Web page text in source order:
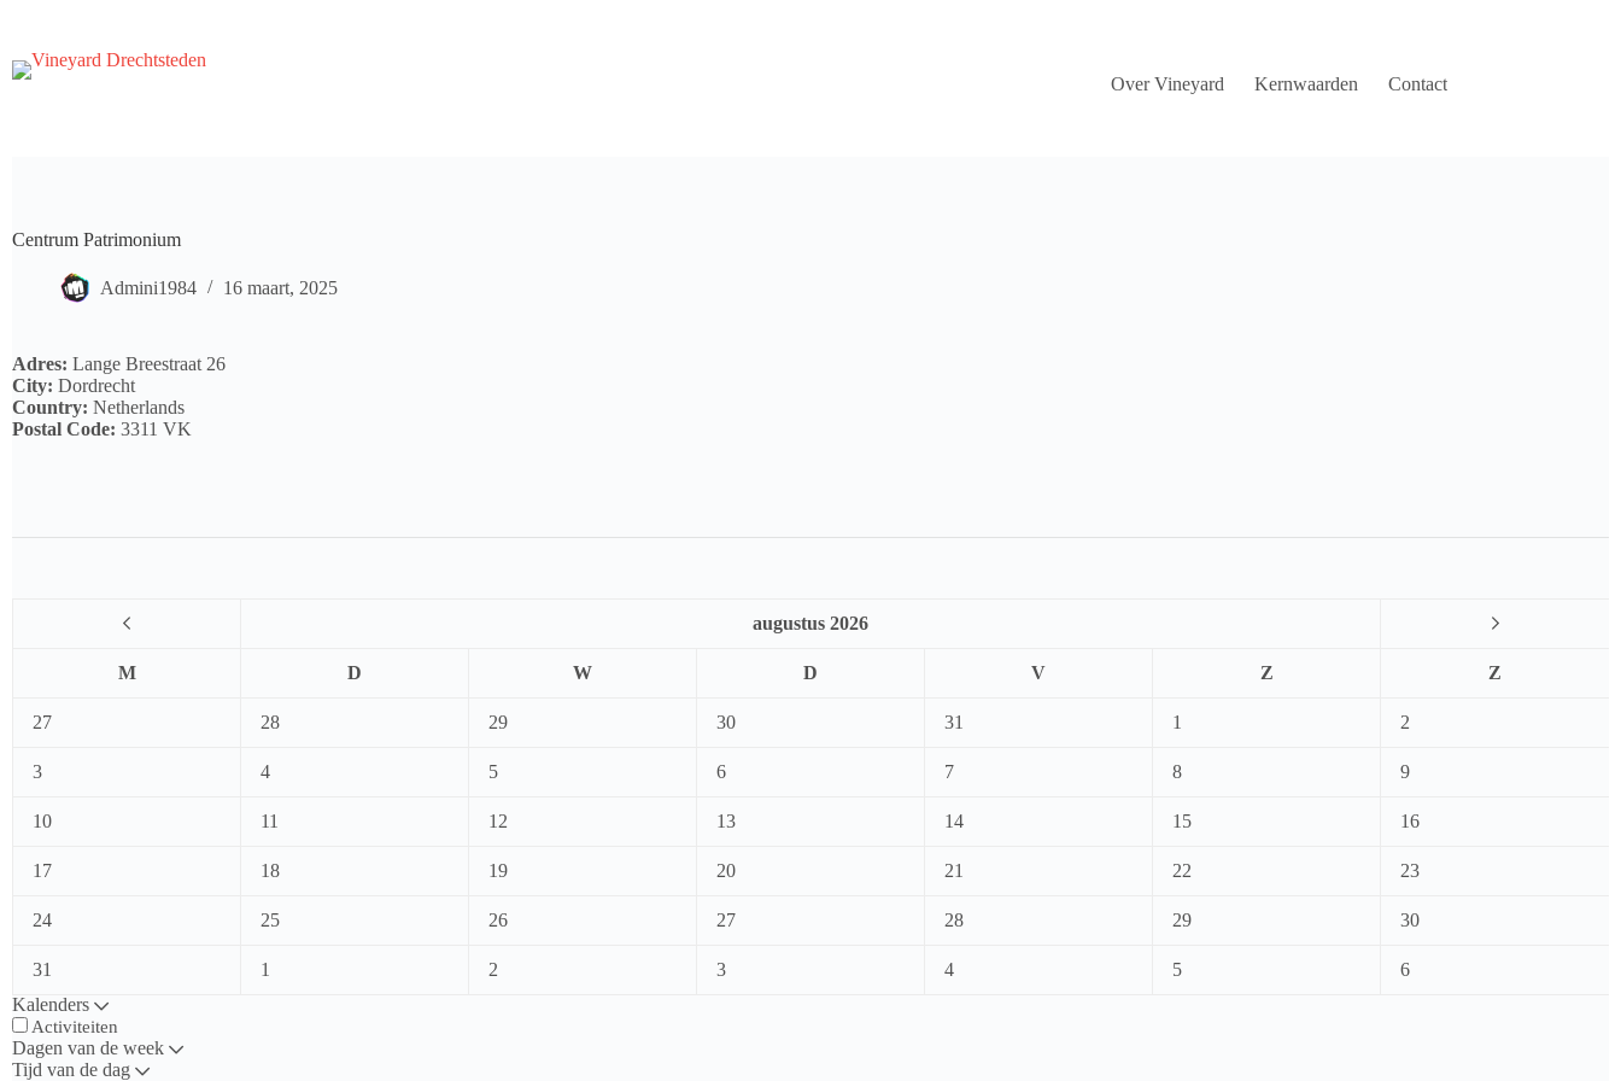
de
inhoud
Over Vineyard Kernwaarden Contact
Centrum Patrimonium
Admini1984 16 maart, 2025
Adres: Lange Breestraat 26
City: Dordrecht
Country: Netherlands
Postal Code: 3311 VK
augustus 2026
M D W D V Z Z
27 28 29 30 31 1 2
3 4 5 6 7 8 9
10 11 12 13 14 15 16
17 18 19 20 21 22 23
24 25 26 27 28 29 30
31 1 2 3 4 5
6
Kalenders
Activiteiten
Dagen van de week
Tijd van de dag